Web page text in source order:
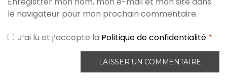
le navigateur pour mon prochain commentaire.
J’ai lu et j’accepte la Politique de confidentialité *